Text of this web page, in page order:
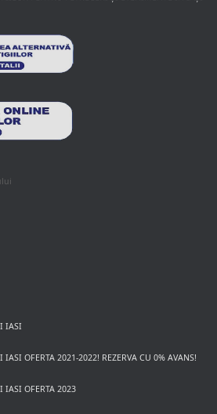
IASI
OFERTA 2021-2022! REZERVA CU 0% AVANS!
IASI OFERTA 2023